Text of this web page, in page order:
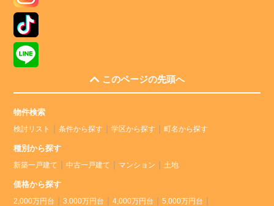
このページの先頭へ
物件検索
検討リスト 条件から探す 学区から探す 町名から探す
種別から探す
新築一戸建て 中古一戸建て マンション 土地
価格から探す
2,000万円台 3,000万円台 4,000万円台
5,000万円台